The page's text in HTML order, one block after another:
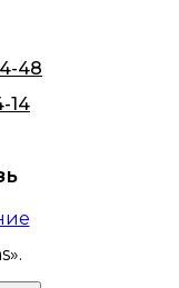
48
14
».